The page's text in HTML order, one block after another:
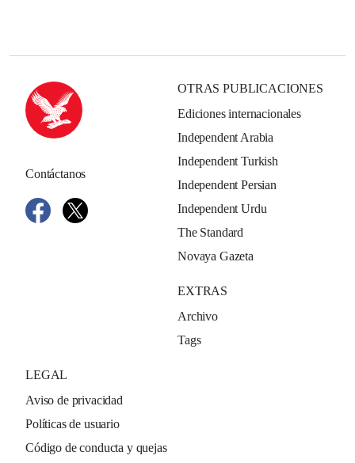
Contáctanos
OTRAS PUBLICACIONES
Ediciones internacionales
Independent Arabia
Independent Turkish
Independent Persian
Independent Urdu
The Standard
Novaya Gazeta
EXTRAS
Archivo
Tags
LEGAL
Aviso de privacidad
Políticas de usuario
Código de conducta y quejas